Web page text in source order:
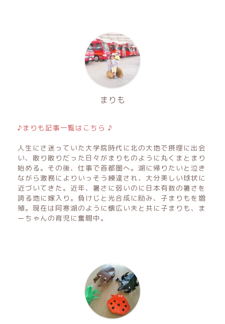
まりも
♪まりも記事一覧はこちら ♪
人生にさ迷っていた大学院時代に北の大地で摂理に出会
い、散り散りだった日々がまりものように丸くまとまり
始める。その後、仕事で首都圏へ。湖に帰りたいと泣き
ながら激務によりいっそう練達され、大分美しい球状に
近づいてきた。近年、暑さに弱いのに日本有数の暑さを
誇る地に嫁入り。負けじと光合成に励み、子まりもを増
殖。現在は阿寒湖のように懐広い夫と共に子まりも、ま
ーちゃんの育児に奮闘中。